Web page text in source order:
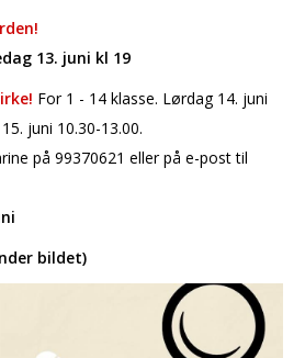
13. juni kl 19
For 1 - 14 klasse. Lørdag 14. juni
juni 10.30-13.00.
på 99370621 eller på e-post til
bildet)